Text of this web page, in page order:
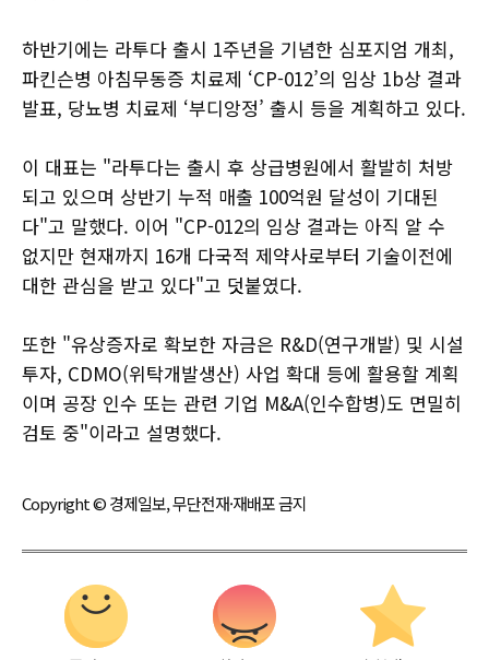
하반기에는 라투다 출시 1주년을 기념한 심포지엄 개최,
파킨슨병 아침무동증 치료제 ‘CP-012’의 임상 1b상 결과
발표, 당뇨병 치료제 ‘부디앙정’ 출시 등을 계획하고 있다.
이 대표는 "라투다는 출시 후 상급병원에서 활발히 처방
되고 있으며 상반기 누적 매출 100억원 달성이 기대된
다"고 말했다. 이어 "CP-012의 임상 결과는 아직 알 수
없지만 현재까지 16개 다국적 제약사로부터 기술이전에
대한 관심을 받고 있다"고 덧붙였다.
또한 "유상증자로 확보한 자금은 R&D(연구개발) 및 시설
투자, CDMO(위탁개발생산) 사업 확대 등에 활용할 계획
이며 공장 인수 또는 관련 기업 M&A(인수합병)도 면밀히
검토 중"이라고 설명했다.
Copyright © 경제일보, 무단전재·재배포 금지